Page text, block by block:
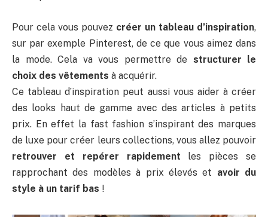
Pour cela vous pouvez créer un tableau d’inspiration,
sur par exemple Pinterest, de ce que vous aimez dans
la mode. Cela va vous permettre de structurer le
choix des vêtements à acquérir.
Ce tableau d’inspiration peut aussi vous aider à créer
des looks haut de gamme avec des articles à petits
prix. En effet la fast fashion s’inspirant des marques
de luxe pour créer leurs collections, vous allez pouvoir
retrouver et repérer rapidement les pièces se
rapprochant des modèles à prix élevés et avoir du
style à un tarif bas !